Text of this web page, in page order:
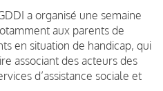
a organisé une semaine
aux parents de
en situation de handicap, qui
associant des acteurs des
d’assistance sociale et